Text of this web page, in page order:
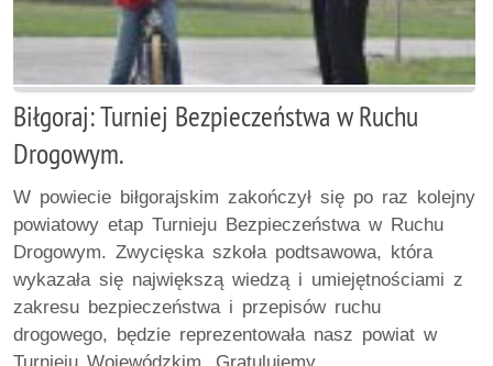
Biłgoraj: Turniej Bezpieczeństwa w Ruchu
Drogowym.
W powiecie biłgorajskim zakończył się po raz kolejny
powiatowy etap Turnieju Bezpieczeństwa w Ruchu
Drogowym. Zwycięska szkoła podtsawowa, która
wykazała się największą wiedzą i umiejętnościami z
zakresu bezpieczeństwa i przepisów ruchu
drogowego, będzie reprezentowała nasz powiat w
Turnieju Wojewódzkim. Gratulujemy.